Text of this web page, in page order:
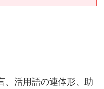
、活用語の連体形、助